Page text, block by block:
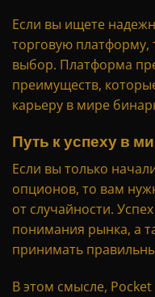
Если вы ищете
торговую платформу,
выбор. Платформа
преимуществ,
карьеру в мире
Путь к успеху в
Если вы только
опционов, то вам
от случайности.
понимания рынка, а
принимать
В этом смысле,